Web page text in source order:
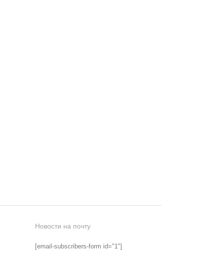
Новости на почту
[email-subscribers-form id="1"]